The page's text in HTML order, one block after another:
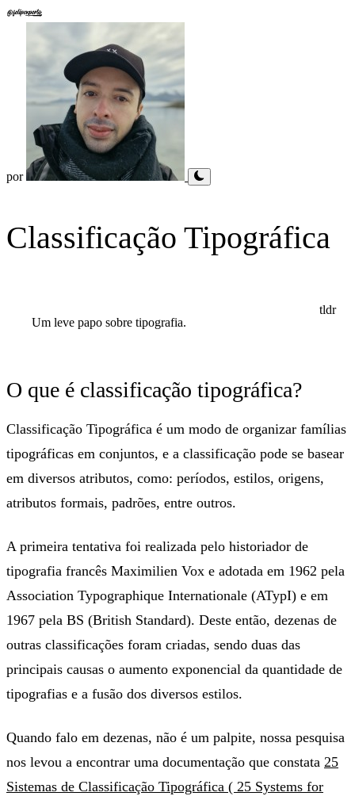
por
Classificação Tipográfica
Um leve papo sobre tipografia.
O que é classificação tipográfica?
Classificação Tipográfica é um modo de organizar famílias
tipográficas em conjuntos, e a classificação pode se basear
em diversos atributos, como: períodos, estilos, origens,
atributos formais, padrões, entre outros.
A primeira tentativa foi realizada pelo historiador de
tipografia francês Maximilien Vox e adotada em 1962 pela
Association Typographique Internationale (ATypI) e em
1967 pela BS (British Standard). Deste então, dezenas de
outras classificações foram criadas, sendo duas das
principais causas o aumento exponencial da quantidade de
tipografias e a fusão dos diversos estilos.
Quando falo em dezenas, não é um palpite, nossa pesquisa
nos levou a encontrar uma documentação que constata 25
Sistemas de Classificação Tipográfica ( 25 Systems for